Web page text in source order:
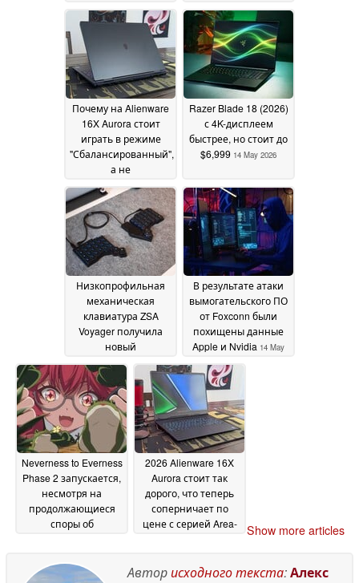
16
May 2026
15 May 2026
Почему на Alienware
16X Aurora стоит
играть в режиме
"Сбалансированный",
а не
15 May 2026
Razer Blade 18 (2026)
с 4K-дисплеем
быстрее, но стоит до
$6,999 14 May 2026
Низкопрофильная
механическая
клавиатура ZSA
Voyager получила
новый
тачпад с обратной
совместимостью14
May 2026
В результате атаки
вымогательского ПО
от Foxconn были
похищены данные
Apple и Nvidia 14 May
2026
Neverness to Everness
Phase 2 запускается,
несмотря на
продолжающиеся
споры об
2026 Alienware 16X
Aurora стоит так
дорого, что теперь
соперничает по
цене с серией Area-
Show more articles
Авторисходного текста:Алекс